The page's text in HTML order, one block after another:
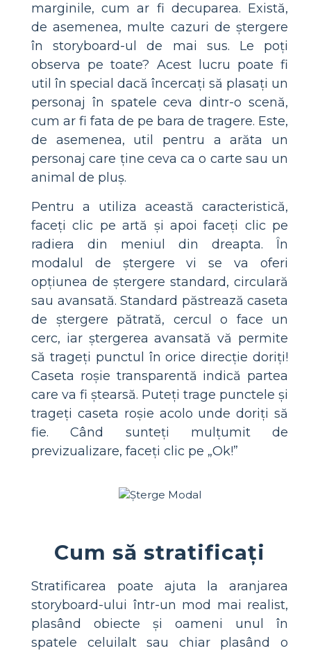
marginile, cum ar fi decuparea. Există,
de asemenea, multe cazuri de ștergere
în storyboard-ul de mai sus. Le poți
observa pe toate? Acest lucru poate fi
util în special dacă încercați să plasați un
personaj în spatele ceva dintr-o scenă,
cum ar fi fata de pe bara de tragere. Este,
de asemenea, util pentru a arăta un
personaj care ține ceva ca o carte sau un
animal de pluș.
Pentru a utiliza această caracteristică,
faceți clic pe artă și apoi faceți clic pe
radiera din meniul din dreapta. În
modalul de ștergere vi se va oferi
opțiunea de ștergere standard, circulară
sau avansată. Standard păstrează caseta
de ștergere pătrată, cercul o face un
cerc, iar ștergerea avansată vă permite
să trageți punctul în orice direcție doriți!
Caseta roșie transparentă indică partea
care va fi ștearsă. Puteți trage punctele și
trageți caseta roșie acolo unde doriți să
fie. Când sunteți mulțumit de
previzualizare, faceți clic pe „Ok!”
Cum să stratificați
Stratificarea poate ajuta la aranjarea
storyboard-ului într-un mod mai realist,
plasând obiecte și oameni unul în
spatele celuilalt sau chiar plasând o